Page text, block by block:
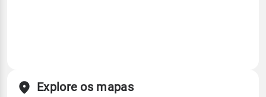
Explore os mapas